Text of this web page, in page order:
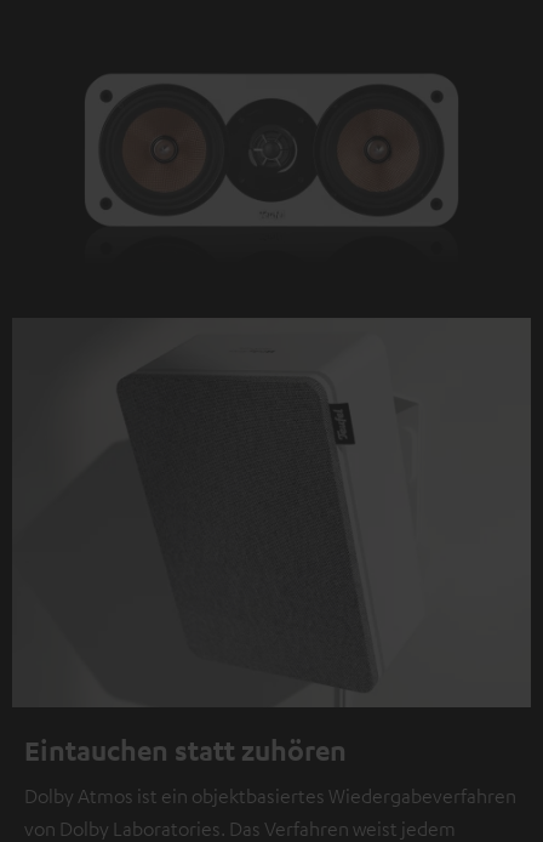
Eintauchen statt zuhören
Dolby Atmos ist ein objektbasiertes Wiedergabeverfahren
von Dolby Laboratories. Das Verfahren weist jedem